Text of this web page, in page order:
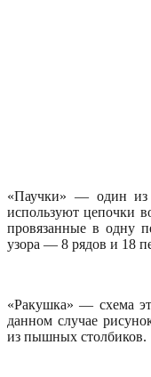
«Паучки» — один из
используют цепочки
провязанные в одну
узора — 8 рядов и 18
«Ракушка» — схема
данном случае
из пышных столбиков.